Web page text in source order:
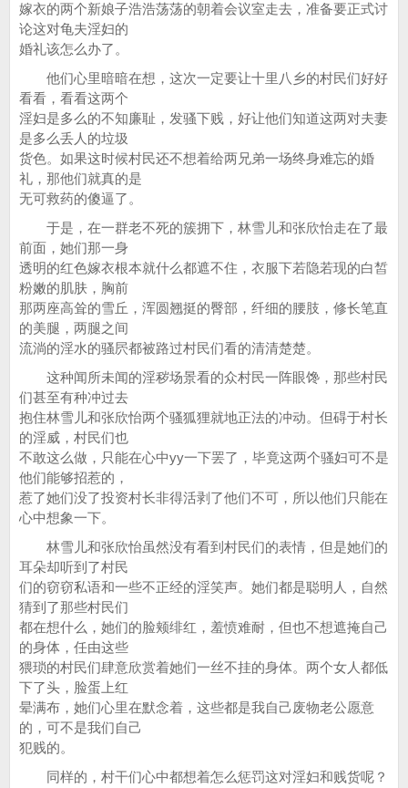
嫁衣的两个新娘子浩浩荡荡的朝着会议室走去，准备要正式讨
论这对龟夫淫妇的
婚礼该怎么办了。
他们心里暗暗在想，这次一定要让十里八乡的村民们好好
看看，看看这两个
淫妇是多么的不知廉耻，发骚下贱，好让他们知道这两对夫妻
是多么丢人的垃圾
货色。如果这时候村民还不想着给两兄弟一场终身难忘的婚
礼，那他们就真的是
无可救药的傻逼了。
于是，在一群老不死的簇拥下，林雪儿和张欣怡走在了最
前面，她们那一身
透明的红色嫁衣根本就什么都遮不住，衣服下若隐若现的白皙
粉嫩的肌肤，胸前
那两座高耸的雪丘，浑圆翘挺的臀部，纤细的腰肢，修长笔直
的美腿，两腿之间
流淌的淫水的骚屄都被路过村民们看的清清楚楚。
这种闻所未闻的淫秽场景看的众村民一阵眼馋，那些村民
们甚至有种冲过去
抱住林雪儿和张欣怡两个骚狐狸就地正法的冲动。但碍于村长
的淫威，村民们也
不敢这么做，只能在心中yy一下罢了，毕竟这两个骚妇可不是
他们能够招惹的，
惹了她们没了投资村长非得活剥了他们不可，所以他们只能在
心中想象一下。
林雪儿和张欣怡虽然没有看到村民们的表情，但是她们的
耳朵却听到了村民
们的窃窃私语和一些不正经的淫笑声。她们都是聪明人，自然
猜到了那些村民们
都在想什么，她们的脸颊绯红，羞愤难耐，但也不想遮掩自己
的身体，任由这些
猥琐的村民们肆意欣赏着她们一丝不挂的身体。两个女人都低
下了头，脸蛋上红
晕满布，她们心里在默念着，这些都是我自己废物老公愿意
的，可不是我们自己
犯贱的。
同样的，村干们心中都想着怎么惩罚这对淫妇和贱货呢？